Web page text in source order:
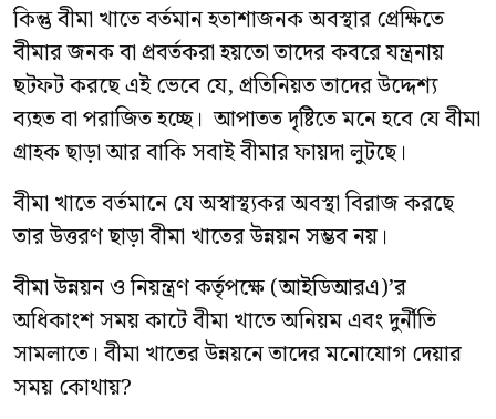
কিন্তু বীমা খাতে বর্তমান হতাশাজনক অবস্থার প্রেক্ষিতে
বীমার জনক বা প্রবর্তকরা হয়তো তাদের কবরে যন্ত্রনায়
ছটফট করছে এই ভেবে যে, প্রতিনিয়ত তাদের উদ্দেশ্য
ব্যহত বা পরাজিত হচ্ছে। আপাতত দৃষ্টিতে মনে হবে যে বীমা
গ্রাহক ছাড়া আর বাকি সবাই বীমার ফায়দা লুটছে।
বীমা খাতে বর্তমানে যে অস্বাস্থ্যকর অবস্থা বিরাজ করছে
তার উত্তরণ ছাড়া বীমা খাতের উন্নয়ন সম্ভব নয়।
বীমা উন্নয়ন ও নিয়ন্ত্রণ কর্তৃপক্ষে (আইডিআরএ)’র
অধিকাংশ সময় কাটে বীমা খাতে অনিয়ম এবং দুর্নীতি
সামলাতে। বীমা খাতের উন্নয়নে তাদের মনোযোগ দেয়ার
সময় কোথায়?